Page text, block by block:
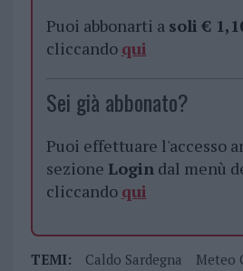
Puoi abbonarti a soli €
cliccando qui
Sei già abbonato?
Puoi effettuare l'accesso
sezione Logindal menù
cliccando qui
TEMI: Caldo Sardegna
Meteo